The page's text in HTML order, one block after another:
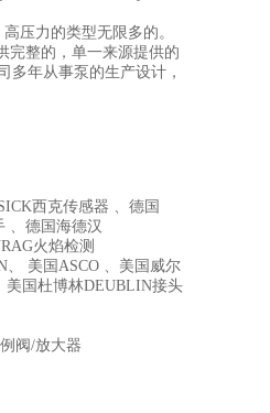
压力的类型无限多的。
完整的，单一来源提供的
多年从事泵的生产设计，
西克传感器 、德国
、德国海德汉
火焰检测
美国ASCO 、美国威尔
美国杜博林DEUBLIN接头
阀/放大器